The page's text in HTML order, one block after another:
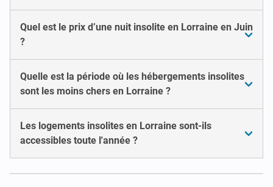
Quel est le prix d’une nuit insolite en Lorraine en Juin
?
Quelle est la période où les hébergements insolites
sont les moins chers en Lorraine ?
Les logements insolites en Lorraine sont-ils
accessibles toute l'année ?